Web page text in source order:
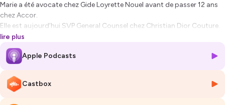
Marie a été avocate chez Gide Loyrette Nouel avant de passer 12 ans
chez Accor.
Elle est aujourd’hui SVP General Counsel chez Christian Dior Couture.
En tant que collaboratrice et manager, Marie a compris très tôt
l’importance de l’écoute.
Il est primordial d’en faire un point clé du fonctionnement d’une
équipe, que ce soit au quotidien ou dans le cadre des réunions.
Comment rester à l’écoute et attentif, notamment dans un contexte
lire plus
Apple Podcasts
Castbox